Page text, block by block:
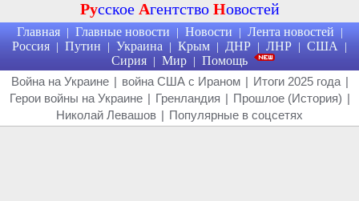
Русское Агентство Новостей
Главная | Главные новости | Новости | Лента новостей |
Россия | Путин | Украина | Крым | ДНР | ЛНР | США |
Сирия | Мир | Помощь
Война на Украине | война США с Ираном | Итоги 2025 года |
Герои войны на Украине | Гренландия | Прошлое (История) |
Николай Левашов | Популярные в соцсетях